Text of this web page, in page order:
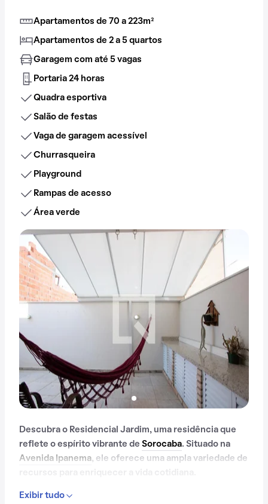
Apartamentos de 70 a 223m²
Apartamentos de 2 a 5 quartos
Garagem com até 5 vagas
Portaria 24 horas
Quadra esportiva
Salão de festas
Vaga de garagem acessível
Churrasqueira
Playground
Rampas de acesso
Área verde
Descubra o Residencial Jardim, uma residência que
reflete o espírito vibrante de Sorocaba. Situado na
Avenida Ipanema, ele oferece uma ampla variedade de
Exibir tudo